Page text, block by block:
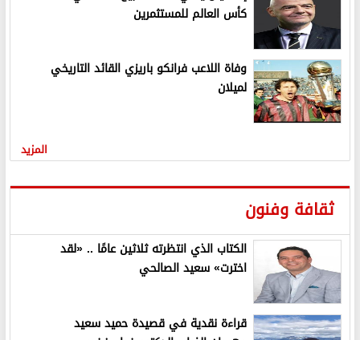
كأس العالم للمستثمرين
وفاة اللاعب فرانكو باريزي القائد التاريخي
لميلان
المزيد
ثقافة وفنون
الكتاب الذي انتظرته ثلاثين عامًا .. «لقد
اخترت» سعيد الصالحي
قراءة نقدية في قصيدة حميد سعيد